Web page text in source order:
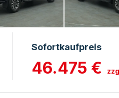
Sofortkaufpreis
46.475 €